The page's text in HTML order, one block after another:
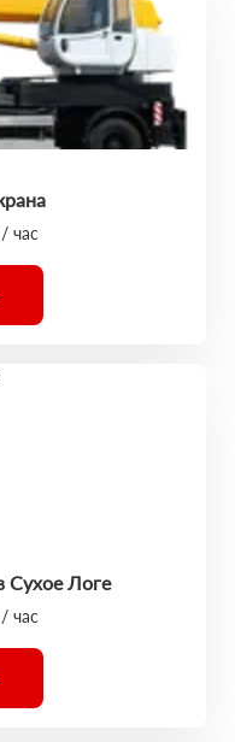
час
Сухое Логе
час